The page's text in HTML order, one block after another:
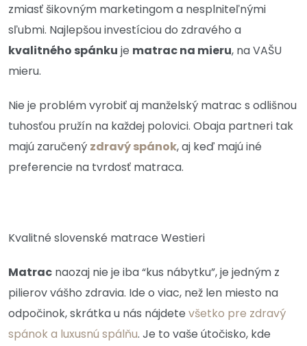
zmiasť šikovným marketingom a nesplniteľnými
sľubmi. Najlepšou investíciou do zdravého a
kvalitného spánku je matrac na mieru, na VAŠU
mieru.
Nie je problém vyrobiť aj manželský matrac s odlišnou
tuhosťou pružín na každej polovici. Obaja partneri tak
majú zaručený zdravý spánok, aj keď majú iné
preferencie na tvrdosť matraca.
Kvalitné slovenské matrace Westieri
Matrac naozaj nie je iba “kus nábytku”, je jedným z
pilierov vášho zdravia. Ide o viac, než len miesto na
odpočinok, skrátka u nás nájdete všetko pre zdravý
spánok a luxusnú spálňu. Je to vaše útočisko, kde